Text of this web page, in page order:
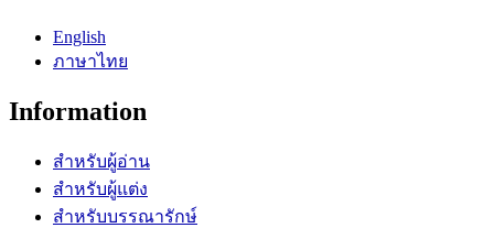
English
ภาษาไทย
Information
สำหรับผู้อ่าน
สำหรับผู้แต่ง
สำหรับบรรณารักษ์